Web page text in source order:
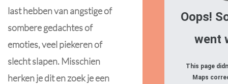
last hebben van angstige of
sombere gedachtes of
emoties, veel piekeren of
slecht slapen. Misschien
herken je dit en zoek je een
Oops!
went
This page
Maps